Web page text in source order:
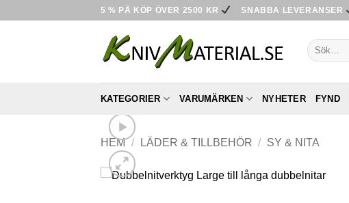
5 % PÅ KÖP ÖVER 2500 KR SNABBA LEVERANSER
Sök
efter:
KATEGORIER VARUMÄRKEN NYHETER FYND
HEM / LÄDER & TILLBEHÖR / SY & NITA